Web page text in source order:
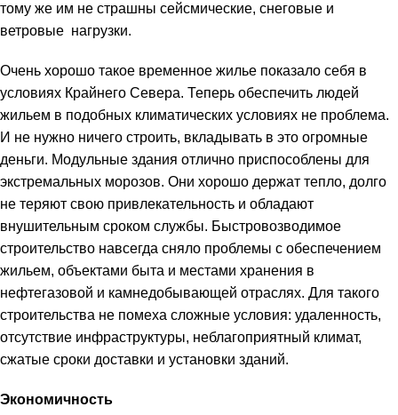
тому же им не страшны сейсмические, снеговые и
ветровые нагрузки.
Очень хорошо такое временное жилье показало себя в
условиях Крайнего Севера. Теперь обеспечить людей
жильем в подобных климатических условиях не проблема.
И не нужно ничего строить, вкладывать в это огромные
деньги. Модульные здания отлично приспособлены для
экстремальных морозов. Они хорошо держат тепло, долго
не теряют свою привлекательность и обладают
внушительным сроком службы. Быстровозводимое
строительство навсегда сняло проблемы с обеспечением
жильем, объектами быта и местами хранения в
нефтегазовой и камнедобывающей отраслях. Для такого
строительства не помеха сложные условия: удаленность,
отсутствие инфраструктуры, неблагоприятный климат,
сжатые сроки доставки и установки зданий.
Экономичность